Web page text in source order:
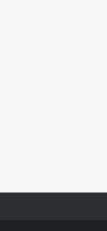
se burló; la